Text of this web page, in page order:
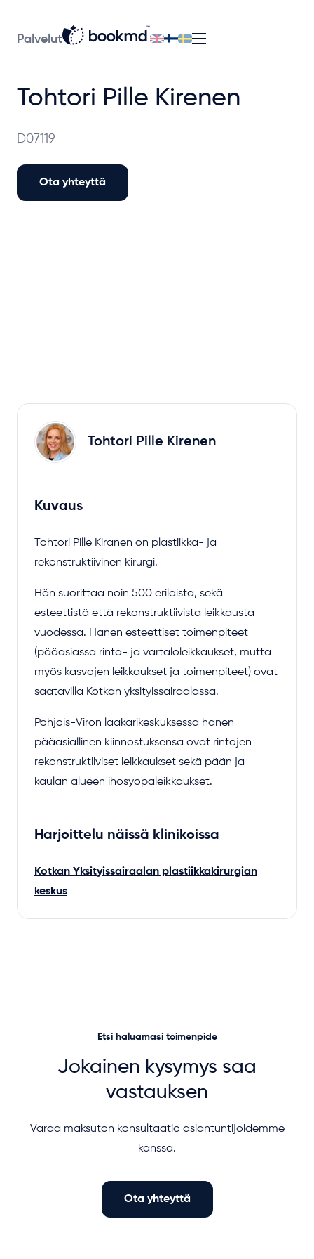
Palvelut
Tohtori Pille Kirenen
D07119
Ota yhteyttä
Tohtori Pille Kirenen
Kuvaus
Tohtori Pille Kiranen on plastiikka- ja
rekonstruktiivinen kirurgi.
Hän suorittaa noin 500 erilaista, sekä
esteettistä että rekonstruktiivista leikkausta
vuodessa. Hänen esteettiset toimenpiteet
(pääasiassa rinta- ja vartaloleikkaukset, mutta
myös kasvojen leikkaukset ja toimenpiteet) ovat
saatavilla Kotkan yksityissairaalassa.
Pohjois-Viron lääkärikeskuksessa hänen
pääasiallinen kiinnostuksensa ovat rintojen
rekonstruktiiviset leikkaukset sekä pään ja
kaulan alueen ihosyöpäleikkaukset.
Harjoittelu näissä klinikoissa
Kotkan Yksityissairaalan plastiikkakirurgian
keskus
Etsi haluamasi toimenpide
Jokainen kysymys saa
vastauksen
Varaa maksuton konsultaatio asiantuntijoidemme
kanssa.
Ota yhteyttä